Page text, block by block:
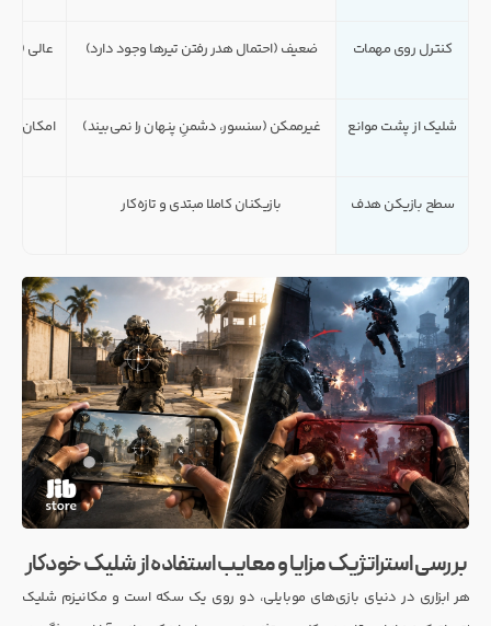
کنترل روی مهمات ضعیف (احتمال هدر رفتن تیرها وجود دارد) عالی
شلیک از پشت موانع غیرممکن (سنسور، دشمنِ پنهان را نمی‌بیند)
سطح بازیکن هدف بازیکنان کاملا مبتدی و تازه‌کار
بررسی استراتژیک مزایا و معایب استفاده از شلیک خودکار
هر ابزاری در دنیای بازی‌های موبایلی، دو روی یک سکه است و مکانیزم شلیک